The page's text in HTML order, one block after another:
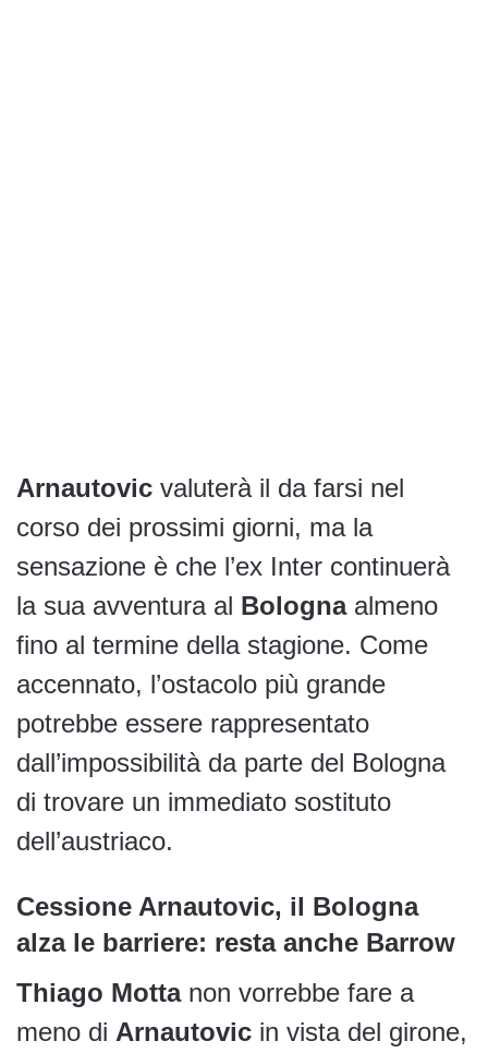
Arnautovic valuterà il da farsi nel
corso dei prossimi giorni, ma la
sensazione è che l’ex Inter continuerà
la sua avventura al Bolognaalmeno
fino al termine della stagione. Come
accennato, l’ostacolo più grande
potrebbe essere rappresentato
dall’impossibilità da parte del Bologna
di trovare un immediato sostituto
dell’austriaco.
Cessione Arnautovic, il Bologna
alza le barriere: resta anche Barrow
Thiago Mottanon vorrebbe fare a
meno di Arnautovic in vista del girone,